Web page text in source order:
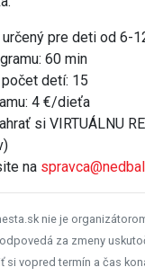
určený pre deti od 6-
60 min
detí: 15
4 €/dieťa
si VIRTUÁLNU
na
nie je
za zmeny
si vopred termín a čas